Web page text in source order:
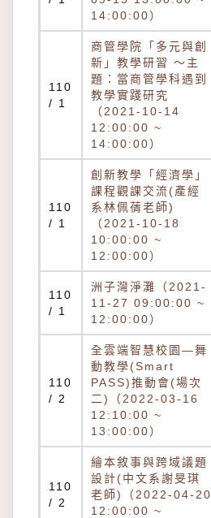
14:00:00）
110
/ 1
商管學院「多元與創
新」教學研習 ～主
題：當商管學科遇到
教學實踐研究
（2021-10-14
12:00:00 ~
14:00:00）
110
/ 1
創新教學「經濟學」
課程觀課交流(產經
系林佩蒨老師)
（2021-10-18
10:00:00 ~
12:00:00）
110
/ 1
洲子灣淨灘（2021-
11-27 09:00:00 ~
12:00:00）
110
/ 2
全雲端智慧校園—舞
動教學(Smart
PASS)推動會(場次
二)（2022-03-16
12:10:00 ~
13:00:00）
110
/ 2
繪本敘事與跨域議題
設計(中文系謝旻琪
老師)（2022-04-20
12:00:00 ~